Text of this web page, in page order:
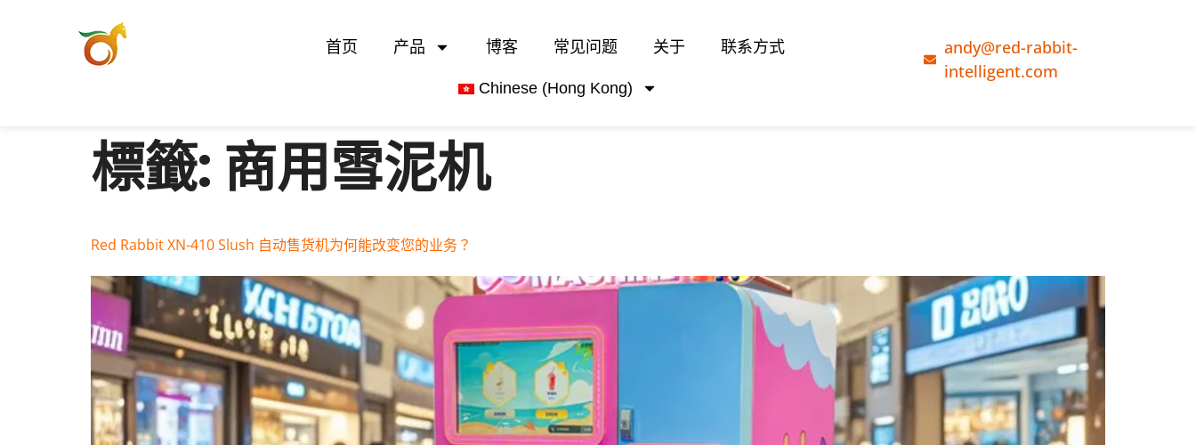
首页 产品 博客 常见问题 关于 联系方式
Chinese (Hong Kong)
andy@red-rabbit-
intelligent.com
標籤: 商用雪泥机
Red Rabbit XN-410 Slush 自动售货机为何能改变您的业务？